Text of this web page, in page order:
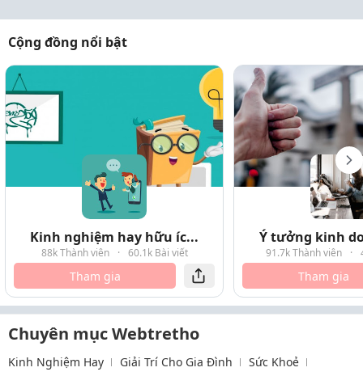
Cộng đồng nổi bật
Kinh nghiệm hay hữu íc...
88k Thành viên · 60.1k Bài viết
Tham gia
Ý tưởng kinh
91.7k Thành viên ·
Tham gia
Chuyên mục Webtretho
Kinh Nghiệm Hay Giải Trí Cho Gia Đình Sức Khoẻ